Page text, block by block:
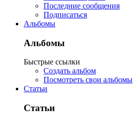
Последние сообщения
Подписаться
Альбомы
Альбомы
Быстрые ссылки
Создать альбом
Посмотреть свои альбомы
Статьи
Статьи